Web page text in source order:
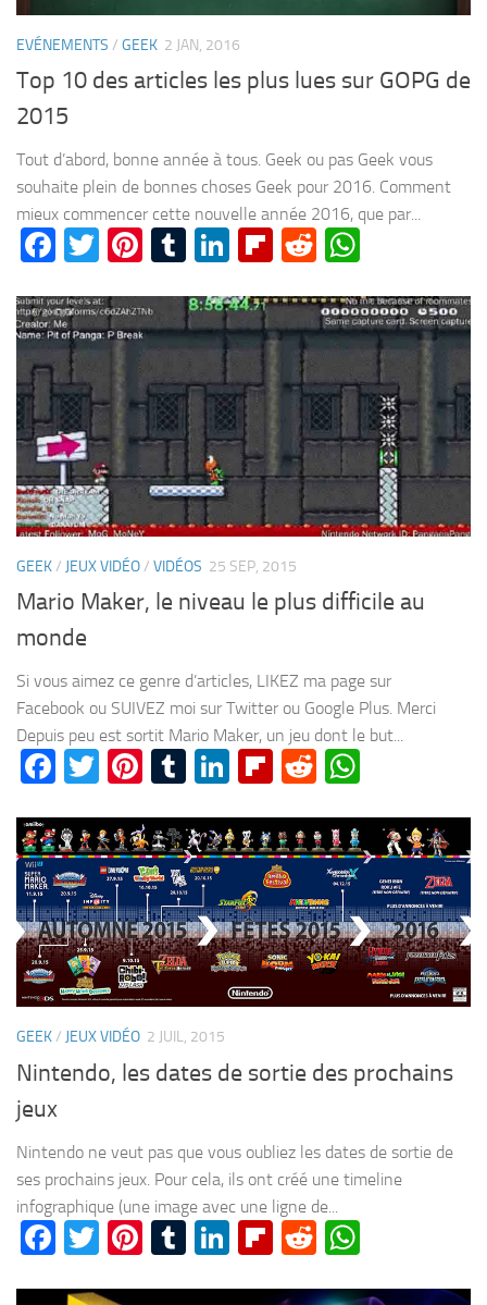
EVÉNEMENTS / GEEK 2 JAN, 2016
Top 10 des articles les plus lues sur GOPG de
2015
Tout d’abord, bonne année à tous. Geek ou pas Geek vous
souhaite plein de bonnes choses Geek pour 2016. Comment
mieux commencer cette nouvelle année 2016, que par...
Facebook
TwitterPinterest
TumblrLinkedIn
Flipboard
Reddit
GEEK/ JEUX VIDÉO/ VIDÉOS 25 SEP, 2015
Mario Maker, le niveau le plus difficile au
monde
Si vous aimez ce genre d’articles, LIKEZ ma page sur
Facebook ou SUIVEZ moi sur Twitter ou Google Plus. Merci
Depuis peu est sortit Mario Maker, un jeu dont le but...
Facebook
Twitter
Pinterest
Tumblr
LinkedIn
Flipboard
Reddit
GEEK/ JEUX VIDÉO 2 JUIL, 2015
Nintendo, les dates de sortie des prochains
jeux
Nintendo ne veut pas que vous oubliez les dates de sortie de
ses prochains jeux. Pour cela, ils ont créé une timeline
infographique (une image avec une ligne de...
Facebook
Twitter
Pinterest
Tumblr
LinkedIn
Flipboard
Reddit